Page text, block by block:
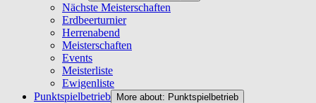
Nächste Meisterschaften
Erdbeerturnier
Herrenabend
Meisterschaften
Events
Meisterliste
Ewigenliste
Punktspielbetrieb
More about: Punktspielbetrieb